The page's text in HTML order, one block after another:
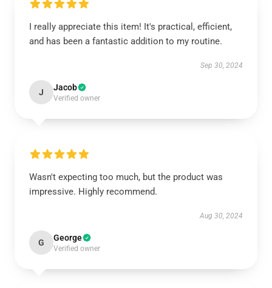
I really appreciate this item! It's practical, efficient,
and has been a fantastic addition to my routine.
Sep 30, 2024
J Jacob
Verified owner
Wasn't expecting too much, but the product was
impressive. Highly recommend.
Aug 30, 2024
G George
Verified owner